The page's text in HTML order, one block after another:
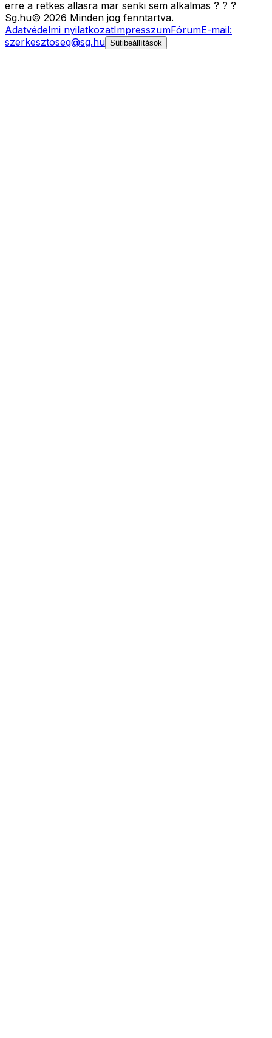
erre a retkes allasra mar senki sem alkalmas ? ? ?
Sg.hu© 2026 Minden jog fenntartva.
Adatvédelmi nyilatkozatImpresszumFórumE-mail:
szerkesztoseg@sg.hu Sütibeállítások